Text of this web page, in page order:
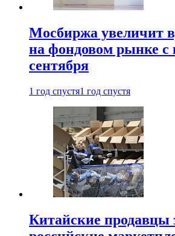
Мосбиржа увеличит
на фондовом рынке с
сентября
1 год спустя1 год спустя
Китайские продавцы